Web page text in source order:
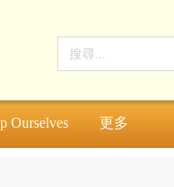
Ourselves 更多